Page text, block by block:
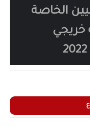
الخاصة
خريجي